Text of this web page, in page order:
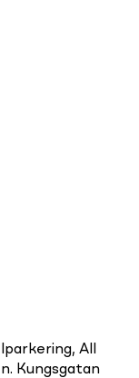
All
Kungsgatan